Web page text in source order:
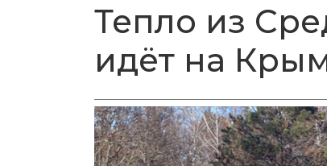
Тепло из
идёт на